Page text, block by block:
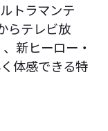
トラマンテ
らテレビ放
新ヒーロー・
体感できる特